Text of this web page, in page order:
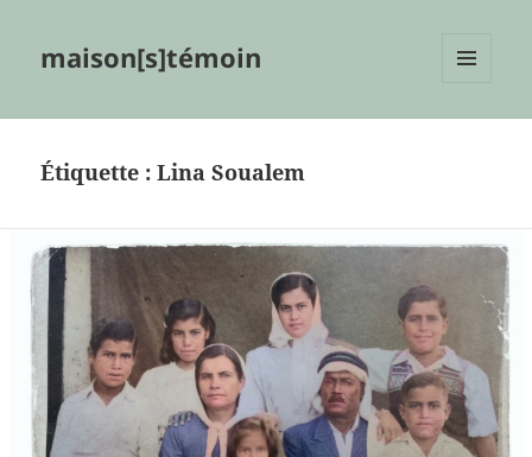
maison[s]témoin
Étiquette :Lina Soualem